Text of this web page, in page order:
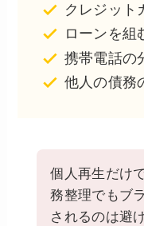
クレジット
ローンを組
携帯電話の
他人の債務
個人再生だけ
務整理でもブ
されるのは避